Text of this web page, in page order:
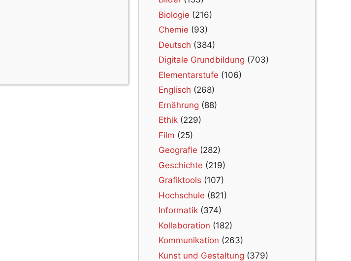
Biologie (216)
Chemie (93)
Deutsch (384)
Digitale Grundbildung (703)
Elementarstufe (106)
Englisch (268)
Ernährung (88)
Ethik (229)
Film (25)
Geografie (282)
Geschichte (219)
Grafiktools (107)
Hochschule (821)
Informatik (374)
Kollaboration (182)
Kommunikation (263)
Kunst und Gestaltung (379)